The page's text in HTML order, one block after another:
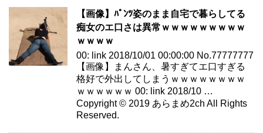
【画像】ﾊﾟﾝﾂ姿のまま自宅で暮らしてる
痴女のエ口さは異常ｗｗｗｗｗｗｗｗｗ
ｗｗｗｗ
00: link 2018/10/01 00:00:00 No.77777777
【画像】まんさん、暑すぎてエ口すぎる
格好で外出してしまうｗｗｗｗｗｗｗｗ
ｗｗｗｗｗｗ 00: link 2018/10 …
Copyright © 2019 あらまめ2ch All Rights
Reserved.